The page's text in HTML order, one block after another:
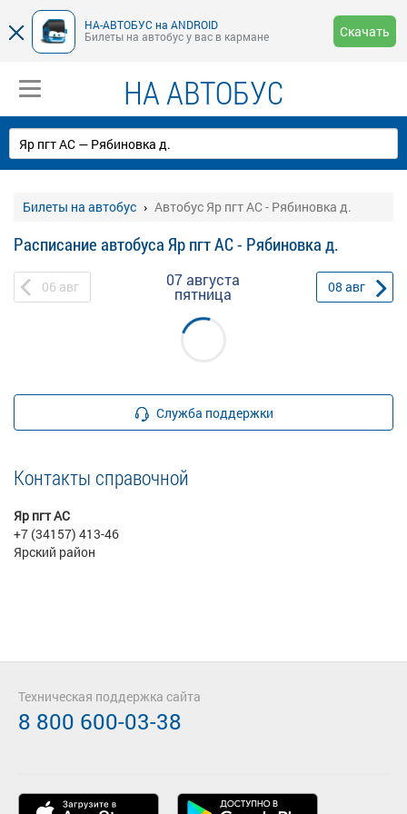
НА-АВТОБУС на ANDROID
Билеты на автобус у вас в кармане
Скачать
НА АВТОБУС
Билеты на автобус Автобус Яр пгт АС - Рябиновка д.
Расписание автобуса Яр пгт АС - Рябиновка д.
06 авг 07 августа
пятница 08 авг
Служба поддержки
Контакты справочной
Яр пгт АС
+7 (34157) 413-46
Ярский район
Техническая поддержка сайта
8 800 600-03-38